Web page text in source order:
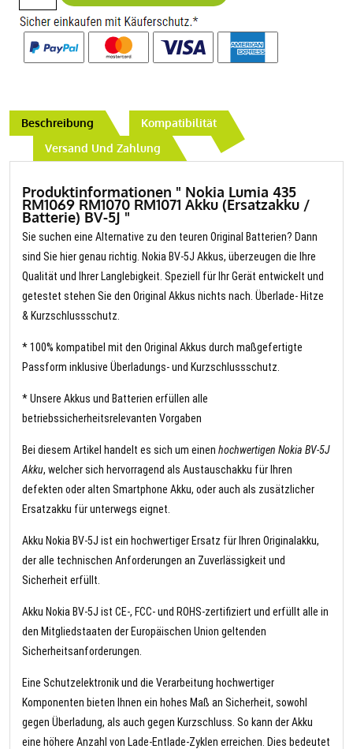
Beschreibung
Kompatibilität
Versand Und Zahlung
Produktinformationen " Nokia Lumia 435
RM1069 RM1070 RM1071 Akku (Ersatzakku /
Batterie) BV-5J "
Sie suchen eine Alternative zu den teuren Original Batterien? Dann
sind Sie hier genau richtig. Nokia BV-5J Akkus, überzeugen die Ihre
Qualität und Ihrer Langlebigkeit. Speziell für Ihr Gerät entwickelt und
getestet stehen Sie den Original Akkus nichts nach. Überlade- Hitze
& Kurzschlussschutz.
* 100% kompatibel mit den Original Akkus durch maßgefertigte
Passform inklusive Überladungs- und Kurzschlussschutz.
* Unsere Akkus und Batterien erfüllen alle
betriebssicherheitsrelevanten Vorgaben
Bei diesem Artikel handelt es sich um einen hochwertigen Nokia BV-5J
Akku, welcher sich hervorragend als Austauschakku für Ihren
defekten oder alten Smartphone Akku, oder auch als zusätzlicher
Ersatzakku für unterwegs eignet.
Akku Nokia BV-5J ist ein hochwertiger Ersatz für Ihren Originalakku,
der alle technischen Anforderungen an Zuverlässigkeit und
Sicherheit erfüllt.
Akku Nokia BV-5J ist CE-, FCC- und ROHS-zertifiziert und erfüllt alle in
den Mitgliedstaaten der Europäischen Union geltenden
Sicherheitsanforderungen.
Eine Schutzelektronik und die Verarbeitung hochwertiger
Komponenten bieten Ihnen ein hohes Maß an Sicherheit, sowohl
gegen Überladung, als auch gegen Kurzschluss. So kann der Akku
eine höhere Anzahl von Lade-Entlade-Zyklen erreichen. Dies bedeutet